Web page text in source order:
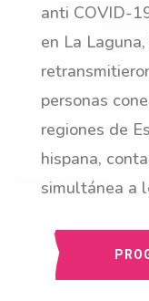
anti COVID-
en La
personas
regiones de
hispana,
simultánea a